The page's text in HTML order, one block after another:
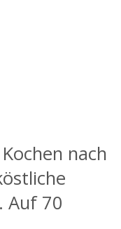
nach
Auf 70